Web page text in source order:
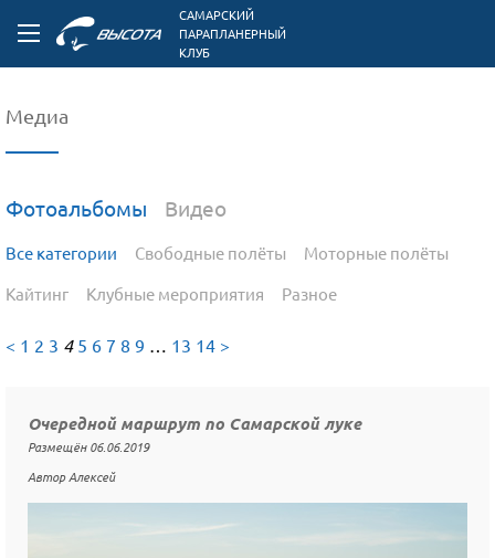
САМАРСКИЙ
ПАРАПЛАНЕРНЫЙ
КЛУБ
Медиа
Фотоальбомы Видео
Все категории Свободные полёты
Моторные полёты
Кайтинг
Клубные мероприятия Разное
< 1 2 3 4 5 6 7 8 9 … 13 14 >
Очередной маршрут по Самарской луке
Размещён 06.06.2019
Автор Алексей